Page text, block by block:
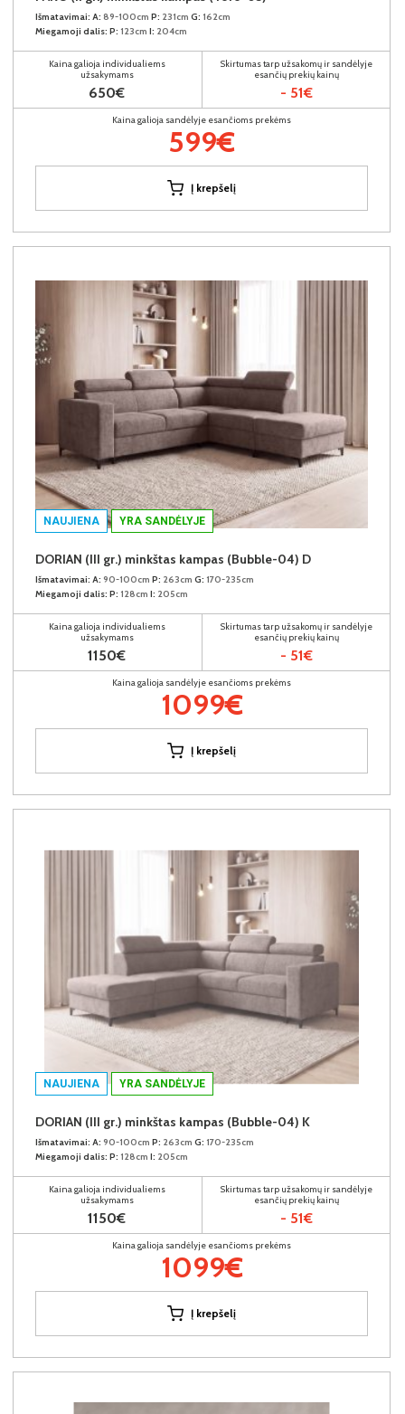
Išmatavimai: A: 89-100cm P: 231cm G: 162cm
Miegamoji dalis: P: 123cm I: 204cm
Kaina galioja individualiems
užsakymams
650€
Skirtumas tarp užsakomų ir sandėlyje
esančių prekių kainų
- 51€
Kaina galioja sandėlyje esančioms prekėms
599€
Į krepšelį
NAUJIENA YRA SANDĖLYJE
DORIAN (III gr.) minkštas kampas (Bubble-04) D
Išmatavimai: A: 90-100cm P: 263cm G: 170-235cm
Miegamoji dalis: P: 128cm I: 205cm
Kaina galioja individualiems
užsakymams
1150€
Skirtumas tarp užsakomų ir sandėlyje
esančių prekių kainų
- 51€
Kaina galioja sandėlyje esančioms prekėms
1099€
Į krepšelį
NAUJIENA YRA SANDĖLYJE
DORIAN (III gr.) minkštas kampas (Bubble-04) K
Išmatavimai: A: 90-100cm P: 263cm G: 170-235cm
Miegamoji dalis: P: 128cm I: 205cm
Kaina galioja individualiems
užsakymams
1150€
Skirtumas tarp užsakomų ir sandėlyje
esančių prekių kainų
- 51€
Kaina galioja sandėlyje esančioms prekėms
1099€
Į krepšelį